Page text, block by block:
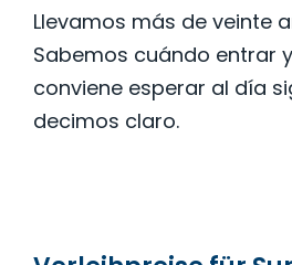
Llevamos más de veinte
Sabemos cuándo entrar
conviene esperar al día
decimos claro.